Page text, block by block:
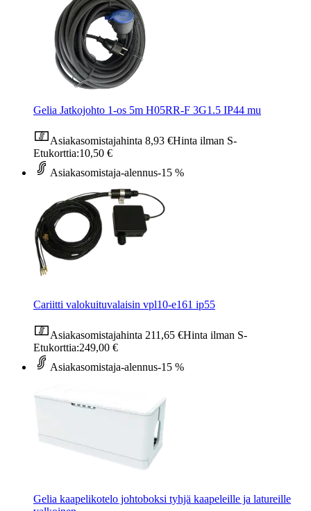
Gelia Jatkojohto 1-os 5m H05RR-F 3G1.5 IP44 mu
Asiakasomistajahinta 8,93 €Hinta ilman S-
Etukorttia:10,50 €
Asiakasomistaja-alennus-15 %
Cariitti valokuituvalaisin vpl10-e161 ip55
Asiakasomistajahinta 211,65 €Hinta ilman S-
Etukorttia:249,00 €
Asiakasomistaja-alennus-15 %
Gelia kaapelikotelo johtoboksi tyhjä kaapeleille ja latureille